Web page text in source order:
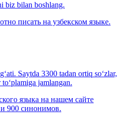
biz bilan boshlang.
писать на узбекском языке.
Saytda 3300 tadan ortiq so‘zlar,
jamlangan.
языка на нашем сайте
900 синонимов.